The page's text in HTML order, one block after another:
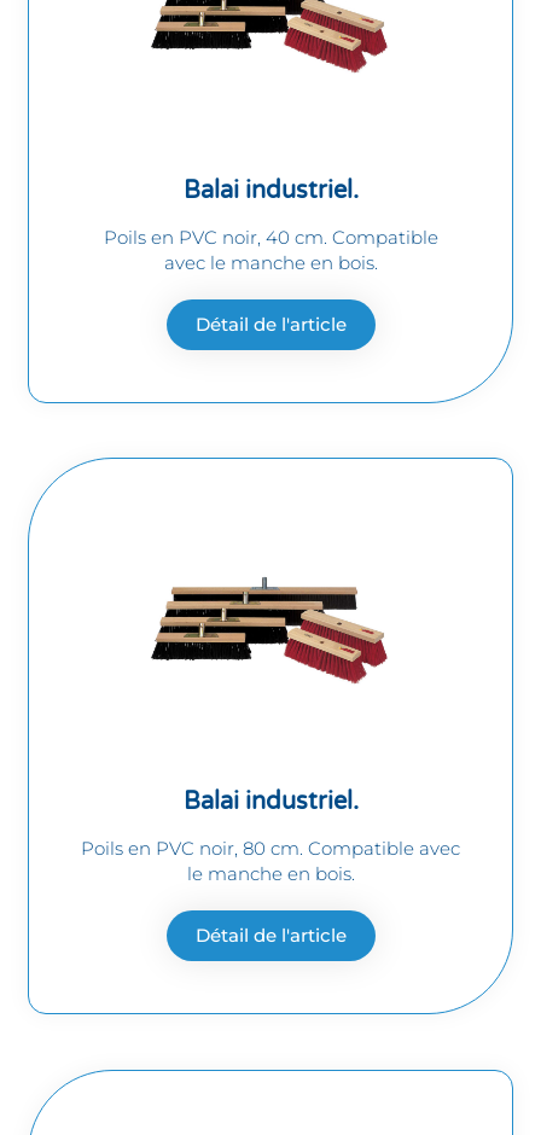
Balai industriel.
Poils en PVC noir, 40 cm. Compatible
avec le manche en bois.
Détail de l'article
Balai industriel.
Poils en PVC noir, 80 cm. Compatible avec
le manche en bois.
Détail de l'article